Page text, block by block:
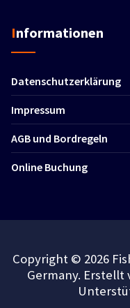
Informationen
Datenschutzerklärung
Impressum
AGB und Bordregeln
Online Buchung
Copyright © 2026
Germany. Erstellt